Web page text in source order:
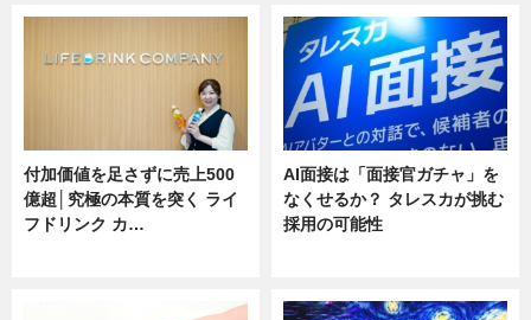
付加価値を足さずに売上500
億超│究極の本質を突く ライ
フドリンク カ…
AI面接は「面接官ガチャ」を
なくせるか？ タレスカが挑む
採用の可能性